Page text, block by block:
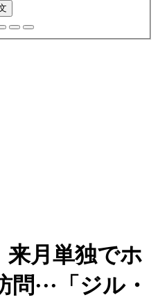
来月単独でホ
···「ジル・